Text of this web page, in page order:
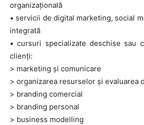
organizațională
• servicii de digital marketing, social
integrată
• cursuri specializate deschise sau
clienți:
> marketing și comunicare
> organizarea resurselor și evaluarea
> branding comercial
> branding personal
> business modelling